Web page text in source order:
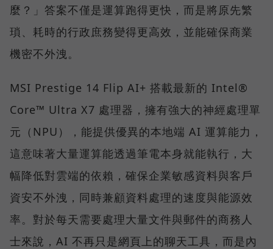
麼？」答案不僅是運算跑得更快，而是將原先繁
瑣、耗時的行政庶務變得更高效，並能確保商業
機密不外洩。
MSI Prestige 14 Flip AI+ 搭載最新的 Intel®
Core™ Ultra X7 處理器，擁有強大的神經處理單
元（NPU），能提供優異的本地端 AI 運算能力，
這意味著大量運算能透過筆電本身就能執行，大
幅降低對雲端的依賴，確保企業敏感資料與客戶
資安不外洩，同時兼顧資料處理的速度與能源效
率。對於每天需要處理大量文件與郵件的商務人
士來說，AI 不再只是網頁上的聊天工具，而是內